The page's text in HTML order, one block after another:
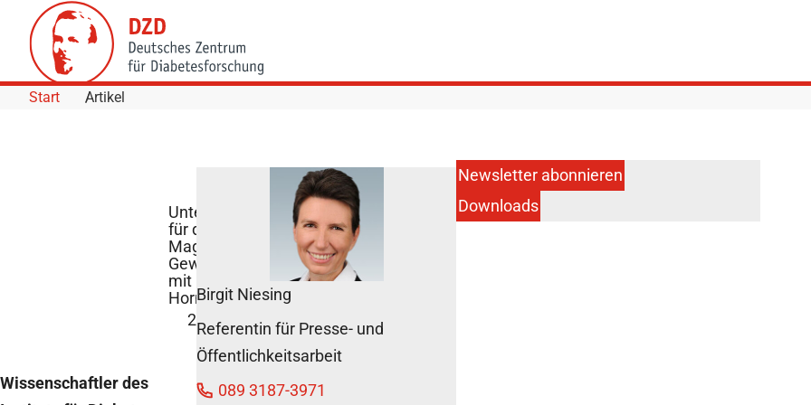
Skip to Content
Start Artikel
Unterstützung
für das
Magenband -
Gewichtsverlust
mit
Hormonzusatz
24. Juni 2013
Wissenschaftler des
Birgit Niesing
Referentin für Presse- und
Öffentlichkeitsarbeit
089 3187-3971
Newsletter abonnieren
Downloads